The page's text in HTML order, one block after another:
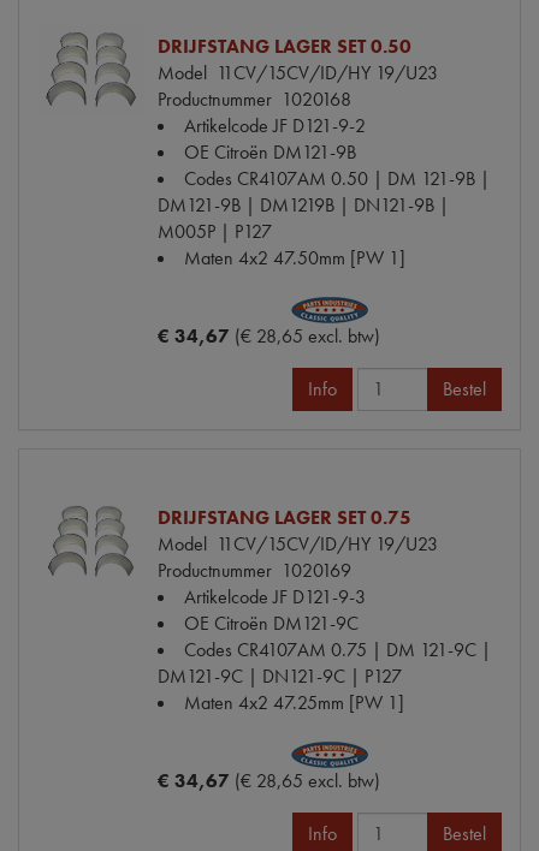
DRIJFSTANG LAGER SET 0.50
Model 11CV/15CV/ID/HY 19/U23
Productnummer 1020168
Artikelcode JF D121-9-2
OE Citroën DM121-9B
Codes CR4107AM 0.50 | DM 121-9B |
DM121-9B | DM1219B | DN121-9B |
M005P | P127
Maten 4x2 47.50mm [PW 1]
€ 34,67 (€ 28,65 excl. btw)
Info Bestel
DRIJFSTANG LAGER SET 0.75
Model 11CV/15CV/ID/HY 19/U23
Productnummer 1020169
Artikelcode JF D121-9-3
OE Citroën DM121-9C
Codes CR4107AM 0.75 | DM 121-9C |
DM121-9C | DN121-9C | P127
Maten 4x2 47.25mm [PW 1]
€ 34,67 (€ 28,65 excl. btw)
Info Bestel